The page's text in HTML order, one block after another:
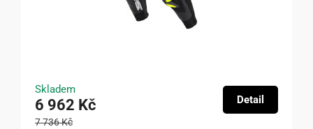
Skladem
6 962 Kč
7 736 Kč
Detail